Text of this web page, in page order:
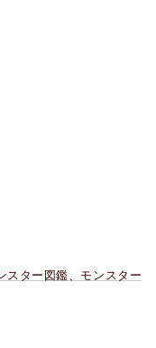
スター図鑑、モンスター